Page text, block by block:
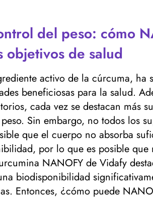
del peso: cómo
objetivos de salud
activo de la cúrcuma, ha
beneficiosas para la salud.
cada vez se destacan más
Sin embargo, no todos los
que el cuerpo no absorba
por lo que es posible que
NANOFY de Vidafy
biodisponibilidad
Entonces, ¿cómo puede